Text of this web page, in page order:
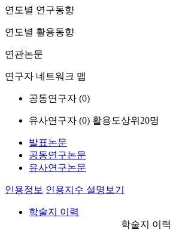
연도별 연구동향
연도별 활용동향
연관논문
연구자 네트워크 맵
공동연구자 (0)
유사연구자 (0) 활용도상위20명
발표논문
공동연구논문
유사연구논문
인용정보 인용지수 설명보기
학술지 이력
학술지 이력